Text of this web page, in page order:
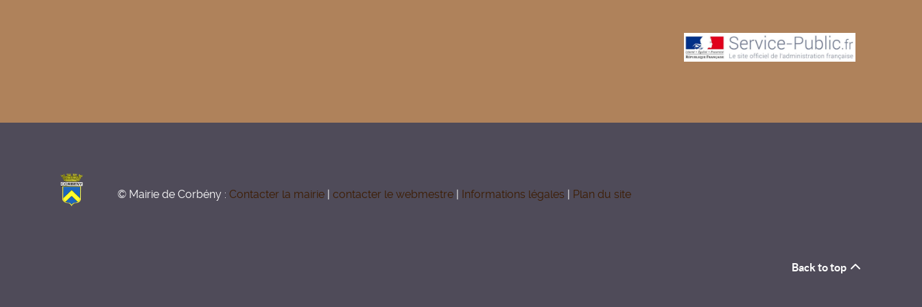
© Mairie de Corbény : Contacter la mairie | contacter le webmestre | Informations légales | Plan du site
Back to top